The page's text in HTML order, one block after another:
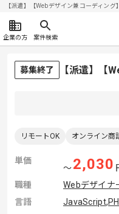
【派遣】【Webデザイン兼コーディン
企業の方 案件検索
募集終了 【派遣】【
リモートOK オンライン商
単価
〜2,030
職種
Webデザイナ
言語
JavaScript,